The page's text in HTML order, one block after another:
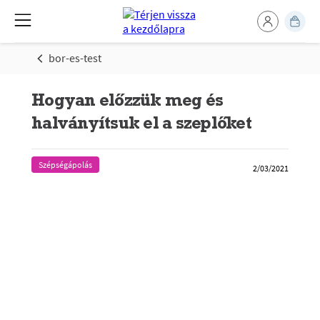
bor-es-test
Hogyan előzzük meg és
halványítsuk el a szeplőket
Szépségápolás 2/03/2021